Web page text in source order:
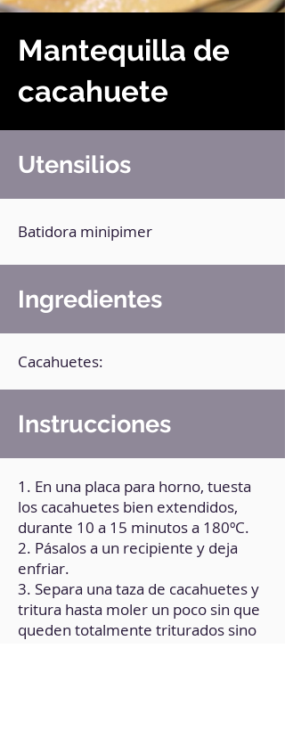
Mantequilla de
cacahuete
Utensilios
Batidora minipimer
Ingredientes
Cacahuetes:
Instrucciones
1. En una placa para horno, tuesta
los cacahuetes bien extendidos,
durante 10 a 15 minutos a 180ºC.
2. Pásalos a un recipiente y deja
enfriar.
3. Separa una taza de cacahuetes y
tritura hasta moler un poco sin que
queden totalmente triturados sino